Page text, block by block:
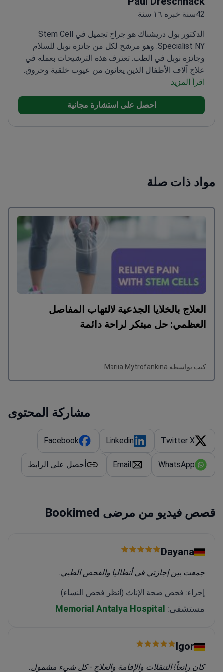
42سنة خبره ١٦ سنة
الدكتور بول دريشناك هو جراح تجميل في Stem Cell
Specialist NY. وهو مرشح لكل من جائزة نوبل للسلام
وجائزة نوبل في الطب. تعترف هذه الترشيحات بعمله في
علاج آلاف الأطفال الذين يعانون من عيوب خلقية وحروق.
تلقى تعليمه في جامعتي ييل وكولومبيا.
بالخلايا الجذعية لإعادة نمو الشعر وتجميل وتنسيق قوام
يجري عمليات تكبير الثدي، وشد البطن، وشفط
لغرسات المحلول الملحي لتحسين موثوقية النتائج
اقرأ المزيد
احصل على استشارة مجانية
مواد ذات صلة
العلاج بالخلايا الجذعية لالتهاب المفاصل
العظمي: حل مبتكر لراحة دائمة
كتب بواسطة Mariia Mytrofankina
مشاركة المحتوى
Twitter X
Linkedin
Facebook
WhatsApp
Email أحصل على الرابط
قصص فيديو من مرضى Bookimed
Dayana
جمعت بين إجازتي في أنطاليا والفحص الطبي.
إجراء: فحص صحة الإناث (انظر فحص النساء)
مستشفى: Memorial Antalya Hospital
Igor
كان رائعاً! التنقلات والإقامة والعلاج - كل شيء مشمول.